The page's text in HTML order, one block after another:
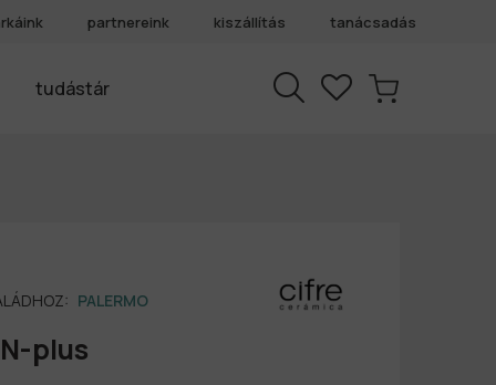
partnereink kiszállítás tanácsadás
tudástár
PALERMO
plus